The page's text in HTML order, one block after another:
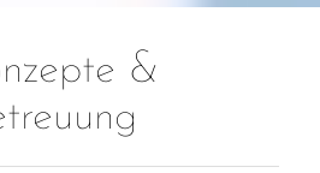
&